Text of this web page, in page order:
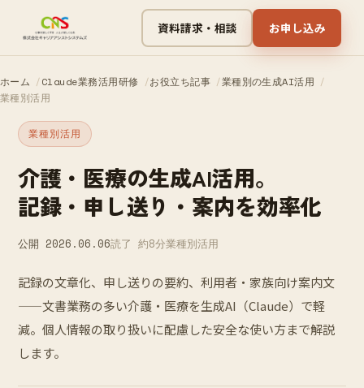
資料請求・相談 お申し込み
ホーム Claude業務活用研修 お役立ち記事
業種別の生成AI活用
業種別活用
業種別活用
介護・医療の生成AI活用。
記録・申し送り・案内を効率化
公開 2026.06.06読了 約8分業種別活用
記録の文章化、申し送りの要約、利用者・家族向け案内文
——文書業務の多い介護・医療を生成AI（Claude）で軽
減。個人情報の取り扱いに配慮した安全な使い方まで解説
します。